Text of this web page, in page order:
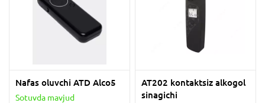
Nafas oluvchi ATD Alco5
Sotuvda mavjud
AT202 kontaktsiz alkogol
sinagichi